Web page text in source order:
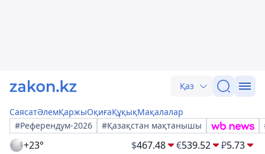
Қаз
СаясатӘлемҚаржыОқиғаҚұқықМақалалар
#Референдум-2026
#Қазақстан мақтанышы
+23° $467.48 €539.52 ₽5.73